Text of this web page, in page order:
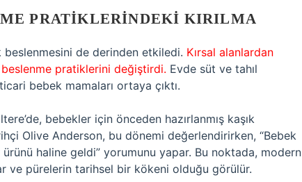
PRATIKLERINDEKI KIRILMA
beslenmesini de derinden etkiledi. Kırsal alanlardan
pratiklerini değiştirdi. Evde süt ve tahıl
bebek mamaları ortaya çıktı.
bebekler için önceden hazırlanmış kaşık
Olive Anderson, bu dönemi değerlendirirken, “Bebek
haline geldi” yorumunu yapar. Bu noktada, modern
ve pürelerin tarihsel bir kökeni olduğu görülür.